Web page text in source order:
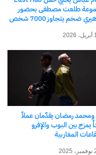
الفني، مُتيحةً
المهمشة، فرصة
به.
طلعت مصطفى بحضور
ضخم يتجاوز 7000 شخص
ومحمد رمضان يقدّمان عملاً
يمزج بين البوب والإفرو
المغاربية